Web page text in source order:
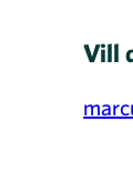
Vill